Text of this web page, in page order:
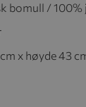
bomull / 100%
x høyde 43